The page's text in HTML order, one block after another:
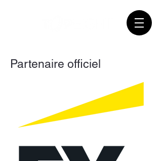
Partenaire officiel